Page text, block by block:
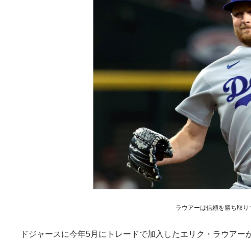
ラウアーは信頼を勝ち取
ドジャースに今年5月にトレードで加入したエリク・ラウアー